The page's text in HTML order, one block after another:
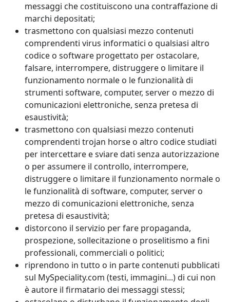
messaggi che costituiscono una contraffazione di
marchi depositati;
trasmettono con qualsiasi mezzo contenuti
comprendenti virus informatici o qualsiasi altro
codice o software progettato per ostacolare,
falsare, interrompere, distruggere o limitare il
funzionamento normale o le funzionalità di
strumenti software, computer, server o mezzo di
comunicazioni elettroniche, senza pretesa di
esaustività;
trasmettono con qualsiasi mezzo contenuti
comprendenti trojan horse o altro codice studiati
per intercettare e sviare dati senza autorizzazione
o per assumere il controllo, interrompere,
distruggere o limitare il funzionamento normale o
le funzionalità di software, computer, server o
mezzo di comunicazioni elettroniche, senza
pretesa di esaustività;
distorcono il servizio per fare propaganda,
prospezione, sollecitazione o proselitismo a fini
professionali, commerciali o politici;
riprendono in tutto o in parte contenuti pubblicati
sul MySpeciality.com (testi, immagini...) di cui non
è autore il firmatario dei messaggi stessi;